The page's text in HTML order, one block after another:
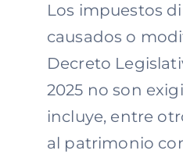
Los impuestos
causados o
Decreto
2025 no son
incluye, entre
al patrimonio